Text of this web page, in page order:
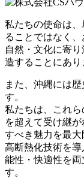
私たちの使命は
ることではなく
自然・文化に寄
造することにあり
また、沖縄には
す。
私たちは、これ
を超えて受け継
すべき魅力を最
高断熱化技術を
能性・快適性を
す。